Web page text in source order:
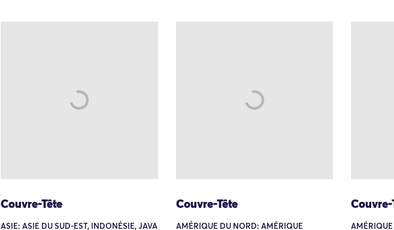
Couvre-Tête
ASIE: ASIE DU SUD-EST, INDONÉSIE, JAVA
Couvre-Tête
AMÉRIQUE DU NORD: AMÉRIQUE
Couvre-